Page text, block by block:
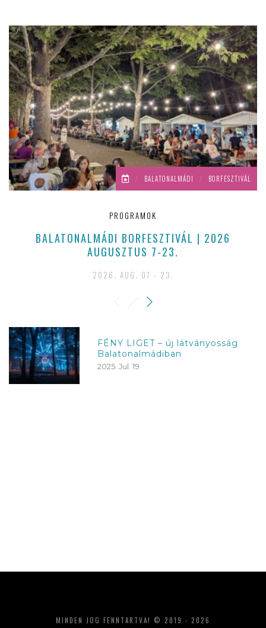
/ BALATONALMÁDI / BORFESZTIVÁL
PROGRAMOK
BALATONALMÁDI BORFESZTIVÁL | 2026
AUGUSZTUS 7-23.
2026. AUG. 07 - 23.
FÉNY LIGET – új látványosság
Balatonalmádiban
2025. Jul. 19
MINDEN JOG FENNTARTVA! © 2019 - 2026